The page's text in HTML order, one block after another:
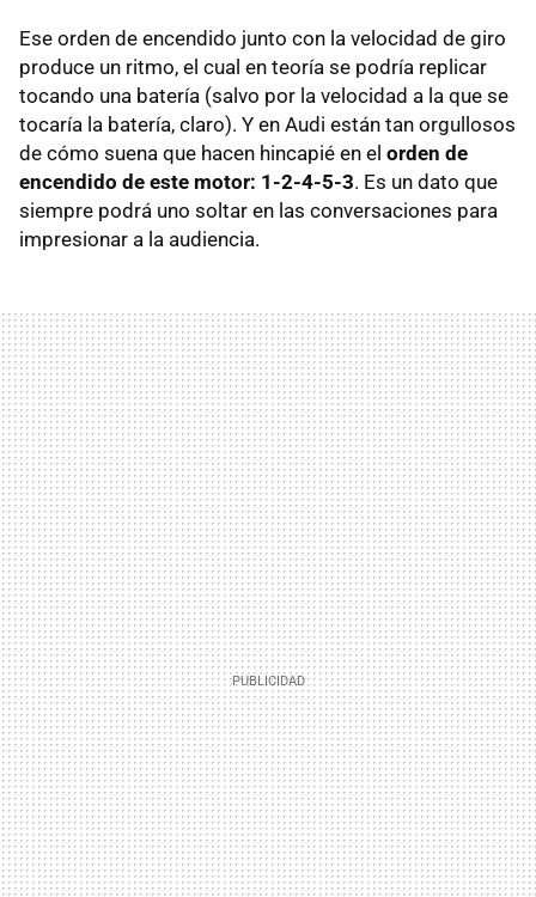
Ese orden de encendido junto con la velocidad de giro
produce un ritmo, el cual en teoría se podría replicar
tocando una batería (salvo por la velocidad a la que se
tocaría la batería, claro). Y en Audi están tan orgullosos
de cómo suena que hacen hincapié en el orden de
encendido de este motor: 1-2-4-5-3. Es un dato que
siempre podrá uno soltar en las conversaciones para
impresionar a la audiencia.